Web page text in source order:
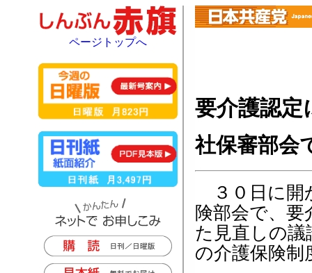
要介護認定
社保審部会
３０日に開
険部会で、要
た見直しの議
の介護保険
ページトップへ